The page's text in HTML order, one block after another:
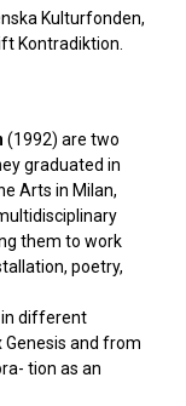
Kulturfonden,
Kontradiktion.
(1992) are two
graduated in
Arts in Milan,
them to work
poetry,
in different
and from
tion as an